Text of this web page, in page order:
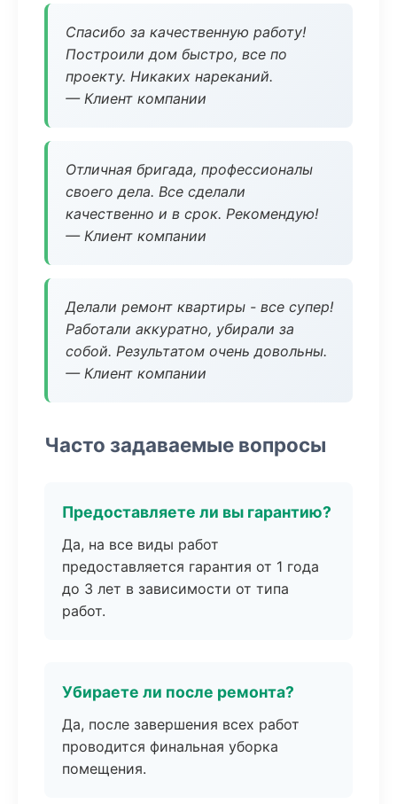
Спасибо за качественную работу!
Построили дом быстро, все по
проекту. Никаких нареканий.
— Клиент компании
Отличная бригада, профессионалы
своего дела. Все сделали
качественно и в срок. Рекомендую!
— Клиент компании
Делали ремонт квартиры - все супер!
Работали аккуратно, убирали за
собой. Результатом очень довольны.
— Клиент компании
Часто задаваемые вопросы
Предоставляете ли вы гарантию?
Да, на все виды работ
предоставляется гарантия от 1 года
до 3 лет в зависимости от типа
работ.
Убираете ли после ремонта?
Да, после завершения всех работ
проводится финальная уборка
помещения.